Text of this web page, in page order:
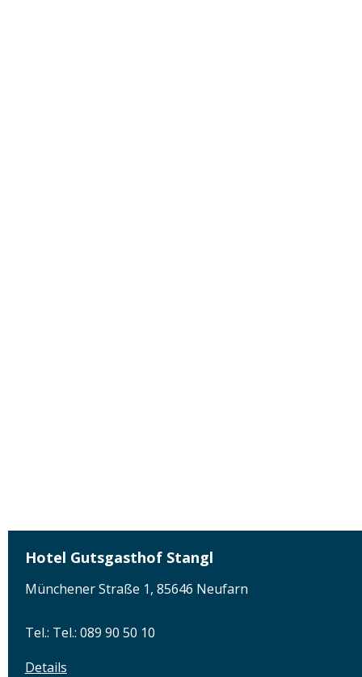
Hotel Gutsgasthof Stangl
Münchener Straße 1, 85646 Neufarn
Tel.: Tel.: 089 90 50 10
Details